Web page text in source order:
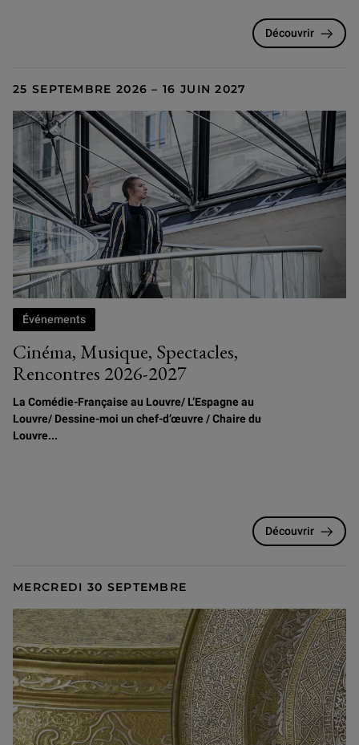
Découvrir
25 SEPTEMBRE 2026 – 16 JUIN 2027
Cinéma, Musique, Spectacles,
Rencontres 2026-2027
Événements
La Comédie-Française au Louvre/ L’Espagne au
Louvre/ Dessine-moi un chef-d’œuvre / Chaire du
Louvre...
Découvrir
MERCREDI 30 SEPTEMBRE